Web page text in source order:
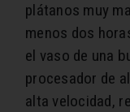
plátanos muy
menos dos
el vaso de una
procesador de
alta velocidad,